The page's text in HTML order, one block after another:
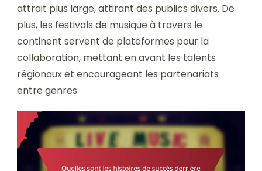
attrait plus large, attirant des publics divers. De
plus, les festivals de musique à travers le
continent servent de plateformes pour la
collaboration, mettant en avant les talents
régionaux et encourageant les partenariats
entre genres.